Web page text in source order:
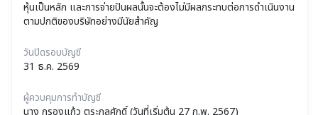
หุ้นเป็นหลัก และการจ่ายปันผลนั้นจะต้องไม่มีผลกระทบต่อการดำเนินงาน
ตามปกติของบริษัทอย่างมีนัยสำคัญ
วันปิดรอบบัญชี
31 ธ.ค. 2569
ผู้ควบคุมการทำบัญชี
นาง กรองแก้ว ตระกูลศักดิ์ (วันที่เริ่มต้น 27 ก.พ. 2567)